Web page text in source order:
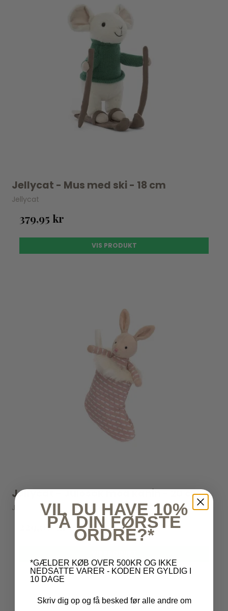
Jellycat - Mus med ski - 18 cm
Jellycat
379,95 kr
VIS PRODUKT
Jellycat - Julesok med kanin - 20 cm
Jellycat
229,00 kr
VIL DU HAVE 10%
PÅ DIN FØRSTE
ORDRE?*
*GÆLDER KØB OVER 500KR OG IKKE
NEDSATTE VARER - KODEN ER GYLDIG I
10 DAGE
Skriv dig op og få besked før alle andre om